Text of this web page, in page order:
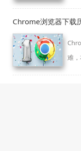
措
Chrome浏览器下载
难